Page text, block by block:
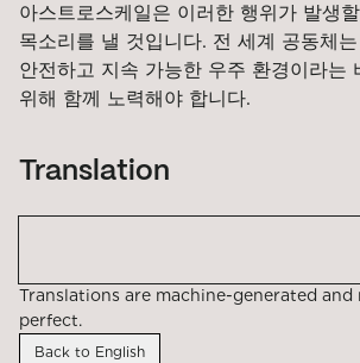
아스트로스케일은 이러한 행위가 발생
목소리를 낼 것입니다. 전 세계 공동체
안전하고 지속 가능한 우주 환경이라는
위해 함께 노력해야 합니다.
Translation
Translations are machine-generated and
perfect.
Back to English